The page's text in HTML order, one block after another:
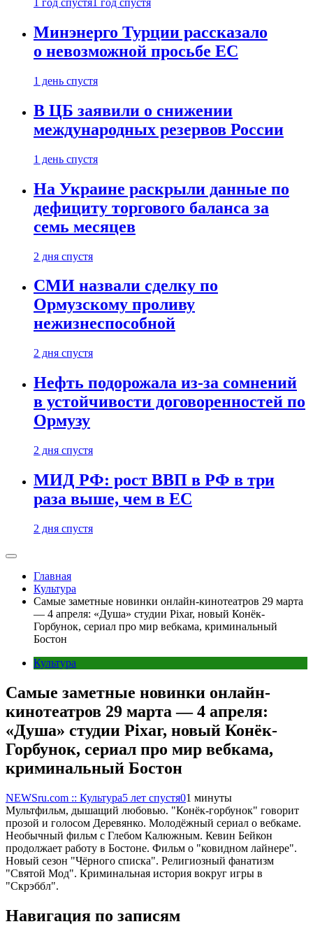
1 год спустя 1 год спустя
Минэнерго Турции рассказало
о невозможной просьбе ЕС
1 день спустя
В ЦБ заявили о снижении
международных резервов России
1 день спустя
На Украине раскрыли данные по
дефициту торгового баланса за
семь месяцев
2 дня спустя
СМИ назвали сделку по
Ормузскому проливу
нежизнеспособной
2 дня спустя
Нефть подорожала из-за сомнений
в устойчивости договоренностей по
Ормузу
2 дня спустя
МИД РФ: рост ВВП в РФ в три
раза выше, чем в ЕС
2 дня спустя
Главная
Культура
Самые заметные новинки онлайн-кинотеатров 29 марта
— 4 апреля: «Душа» студии Pixar, новый Конёк-
Горбунок, сериал про мир вебкама, криминальный
Бостон
Культура
Самые заметные новинки онлайн-
кинотеатров 29 марта — 4 апреля:
«Душа» студии Pixar, новый Конёк-
Горбунок, сериал про мир вебкама,
криминальный Бостон
NEWSru.com :: Культура5 лет спустя01 минуты
Мультфильм, дышащий любовью. "Конёк-горбунок" говорит
прозой и голосом Деревянко. Молодёжный сериал о вебкаме.
Необычный фильм с Глебом Калюжным. Кевин Бейкон
продолжает работу в Бостоне. Фильм о "ковидном лайнере".
Новый сезон "Чёрного списка". Религиозный фанатизм
"Святой Мод". Криминальная история вокруг игры в
"Скрэббл".
Навигация по записям